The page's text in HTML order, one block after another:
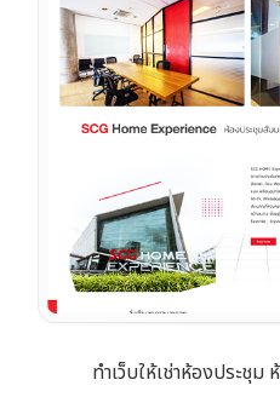
ทำเว็บให้เช่าห้องประชุ